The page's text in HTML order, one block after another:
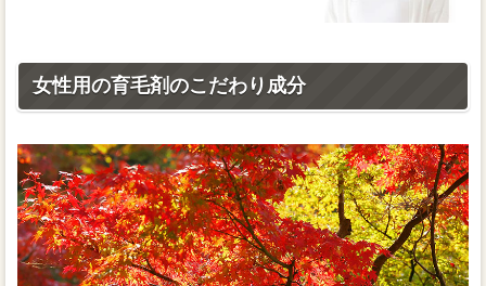
女性用の育毛剤のこだわり成分